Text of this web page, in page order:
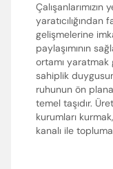
gelişmelerine
paylaşımının
ortamı yaratmak
sahiplik
ruhunun ön
temel taşıdır.
kurumları
kanalı ile